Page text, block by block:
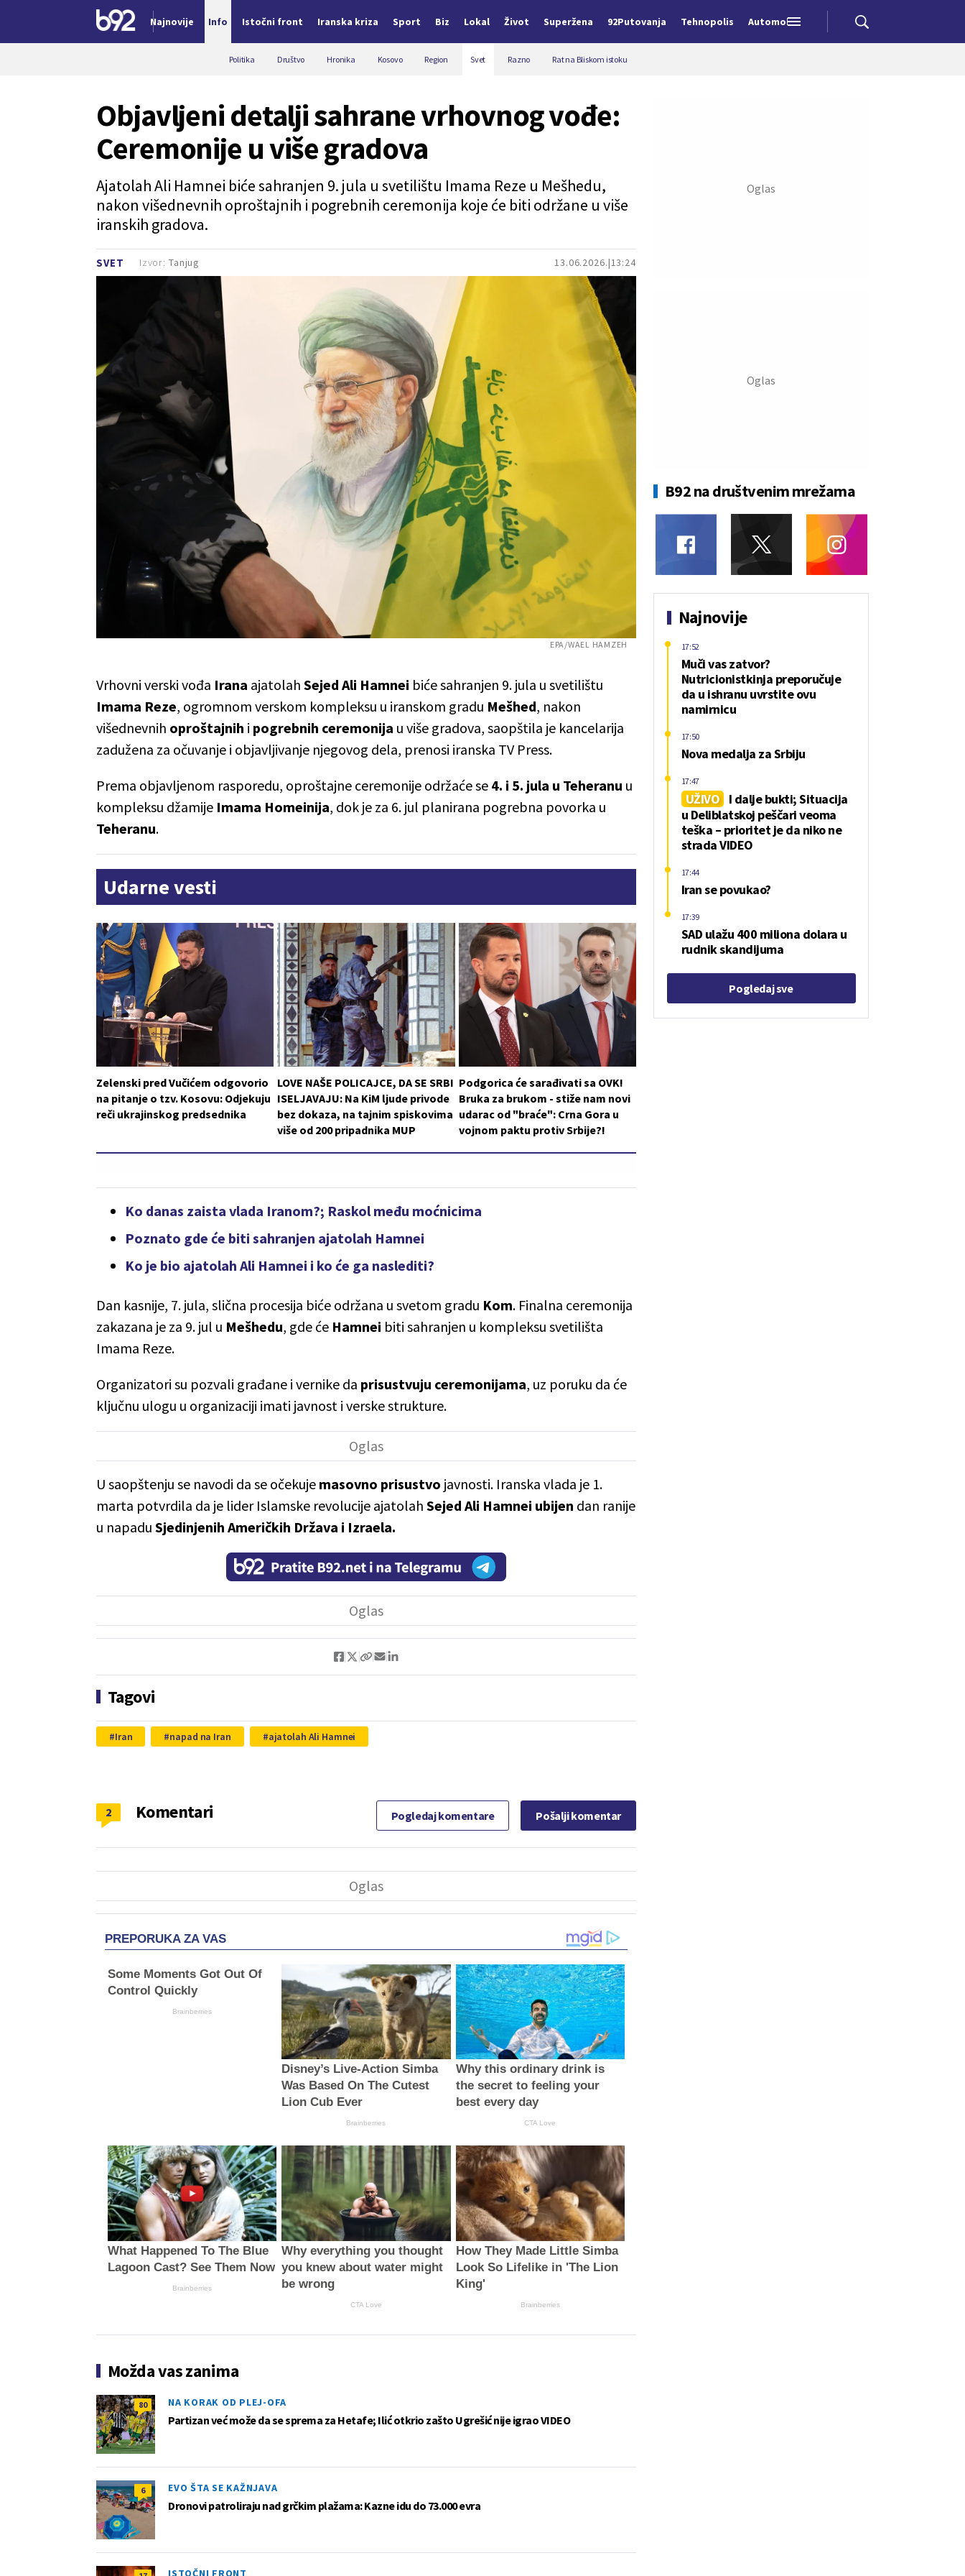
Najnovije Info Istočni front Iranska kriza Sport Biz Lokal Život Superžena 92Putovanja Tehnopolis Automobili
Politika Društvo Hronika Kosovo Region Svet Razno Rat na Bliskom istoku
SVET 13.06.2026. 13:24
Objavljeni detalji sahrane vrhovnog vođe:
Ceremonije u više gradova
Ajatolah Ali Hamnei biće sahranjen 9. jula u svetilištu Imama Reze u Mešhedu,
nakon višednevnih oproštajnih i pogrebnih ceremonija koje će biti održane u više
iranskih gradova.
Izvor: Tanjug
EPA/WAEL HAMZEH
Vrhovni verski vođa Irana ajatolah Sejed Ali Hamnei biće sahranjen 9. jula u svetilištu
Imama Reze, ogromnom verskom kompleksu u iranskom gradu Mešhed, nakon
višednevnih oproštajnih i pogrebnih ceremonija u više gradova, saopštila je kancelarija
zadužena za očuvanje i objavljivanje njegovog dela, prenosi iranska TV Press.
Prema objavljenom rasporedu, oproštajne ceremonije održaće se 4. i 5. jula u Teheranu u
kompleksu džamije Imama Homeinija, dok je za 6. jul planirana pogrebna povorka u
Teheranu.
Udarne vesti
Zelenski pred Vučićem odgovorio
na pitanje o tzv. Kosovu: Odjekuju
reči ukrajinskog predsednika
LOVE NAŠE POLICAJCE, DA SE SRBI
ISELJAVAJU: Na KiM ljude privode
bez dokaza, na tajnim spiskovima
više od 200 pripadnika MUP
Podgorica će sarađivati sa OVK!
Bruka za brukom - stiže nam novi
udarac od "braće": Crna Gora u
vojnom paktu protiv Srbije?!
Ko danas zaista vlada Iranom?; Raskol među moćnicima
Poznato gde će biti sahranjen ajatolah Hamnei
Ko je bio ajatolah Ali Hamnei i ko će ga naslediti?
Dan kasnije, 7. jula, slična procesija biće održana u svetom gradu Kom. Finalna ceremonija
zakazana je za 9. jul u Mešhedu, gde će Hamnei biti sahranjen u kompleksu svetilišta
Imama Reze.
Organizatori su pozvali građane i vernike da prisustvuju ceremonijama, uz poruku da će
ključnu ulogu u organizaciji imati javnost i verske strukture.
U saopštenju se navodi da se očekuje masovno prisustvo javnosti. Iranska vlada je 1.
marta potvrdila da je lider Islamske revolucije ajatolah Sejed Ali Hamnei ubijen dan ranije
u napadu Sjedinjenih Američkih Država i Izraela.
Tagovi
Iran napad na Iran ajatolah Ali Hamnei
Komentari
2 Pogledaj komentare Pošalji komentar
PREPORUKA ZA VAS
Some Moments Got Out Of
Control Quickly
Brainberries
Disney’s Live-Action Simba
Was Based On The Cutest
Lion Cub Ever
Brainberries
Why this ordinary drink is
the secret to feeling your
best every day
CTA Love
What Happened To The Blue
Lagoon Cast? See Them Now
Brainberries
Why everything you thought
you knew about water might
be wrong
CTA Love
How They Made Little Simba
Look So Lifelike in 'The Lion
King'
Brainberries
Možda vas zanima
80 NA KORAK OD PLEJ-OFA
Partizan već može da se sprema za Hetafe; Ilić otkrio zašto Ugrešić nije igrao VIDEO
6 EVO ŠTA SE KAŽNJAVA
Dronovi patroliraju nad grčkim plažama: Kazne idu do 73.000 evra
ISTOČNI FRONT
B92 na društvenim mrežama
Najnovije
Muči vas zatvor?
Nutricionistkinja preporučuje
da u ishranu uvrstite ovu
namirnicu
17:52
Nova medalja za Srbiju
17:50
UŽIVO
I dalje bukti; Situacija
u Deliblatskoj peščari veoma
teška – prioritet je da niko ne
strada VIDEO
17:47
Iran se povukao?
17:44
SAD ulažu 400 miliona dolara u
rudnik skandijuma
17:39
Pogledaj sve